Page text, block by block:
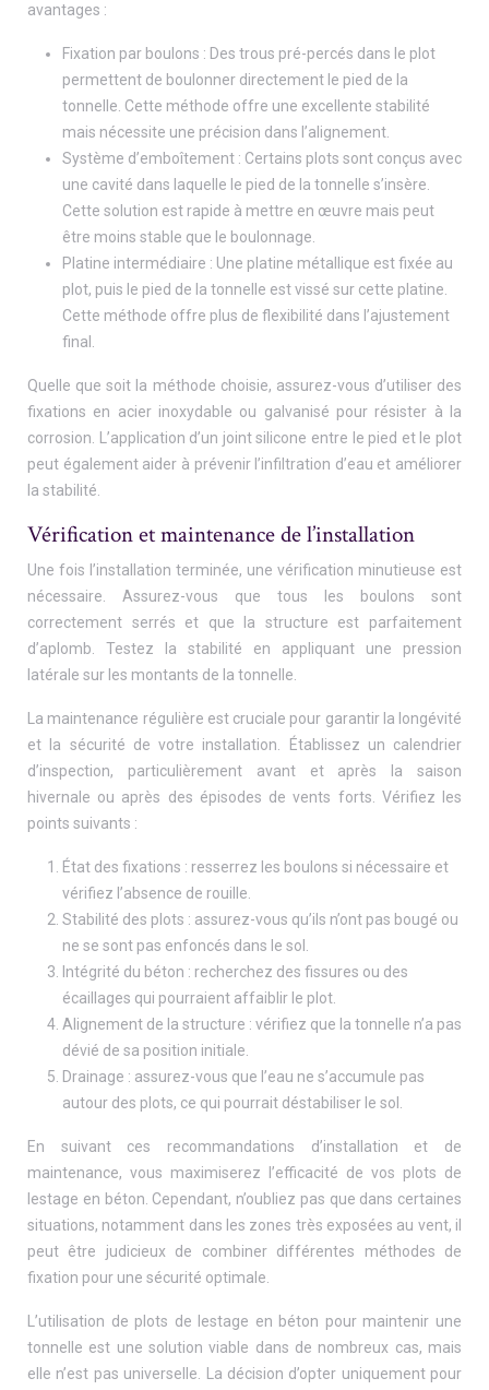
avantages :
Fixation par boulons : Des trous pré-percés dans le plot
permettent de boulonner directement le pied de la
tonnelle. Cette méthode offre une excellente stabilité
mais nécessite une précision dans l’alignement.
Système d’emboîtement : Certains plots sont conçus avec
une cavité dans laquelle le pied de la tonnelle s’insère.
Cette solution est rapide à mettre en œuvre mais peut
être moins stable que le boulonnage.
Platine intermédiaire : Une platine métallique est fixée au
plot, puis le pied de la tonnelle est vissé sur cette platine.
Cette méthode offre plus de flexibilité dans l’ajustement
final.
Quelle que soit la méthode choisie, assurez-vous d’utiliser des
fixations en acier inoxydable ou galvanisé pour résister à la
corrosion. L’application d’un joint silicone entre le pied et le plot
peut également aider à prévenir l’infiltration d’eau et améliorer
la stabilité.
Vérification et maintenance de l’installation
Une fois l’installation terminée, une vérification minutieuse est
nécessaire. Assurez-vous que tous les boulons sont
correctement serrés et que la structure est parfaitement
d’aplomb. Testez la stabilité en appliquant une pression
latérale sur les montants de la tonnelle.
La maintenance régulière est cruciale pour garantir la longévité
et la sécurité de votre installation. Établissez un calendrier
d’inspection, particulièrement avant et après la saison
hivernale ou après des épisodes de vents forts. Vérifiez les
points suivants :
État des fixations : resserrez les boulons si nécessaire et
vérifiez l’absence de rouille.
Stabilité des plots : assurez-vous qu’ils n’ont pas bougé ou
ne se sont pas enfoncés dans le sol.
Intégrité du béton : recherchez des fissures ou des
écaillages qui pourraient affaiblir le plot.
Alignement de la structure : vérifiez que la tonnelle n’a pas
dévié de sa position initiale.
Drainage : assurez-vous que l’eau ne s’accumule pas
autour des plots, ce qui pourrait déstabiliser le sol.
En suivant ces recommandations d’installation et de
maintenance, vous maximiserez l’efficacité de vos plots de
lestage en béton. Cependant, n’oubliez pas que dans certaines
situations, notamment dans les zones très exposées au vent, il
peut être judicieux de combiner différentes méthodes de
fixation pour une sécurité optimale.
L’utilisation de plots de lestage en béton pour maintenir une
tonnelle est une solution viable dans de nombreux cas, mais
elle n’est pas universelle. La décision d’opter uniquement pour